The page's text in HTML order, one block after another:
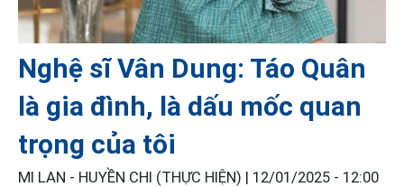
Nghệ sĩ Vân Dung: Táo Quân
là gia đình, là dấu mốc quan
trọng của tôi
MI LAN - HUYỀN CHI (THỰC HIỆN) | 12/01/2025 - 12:00